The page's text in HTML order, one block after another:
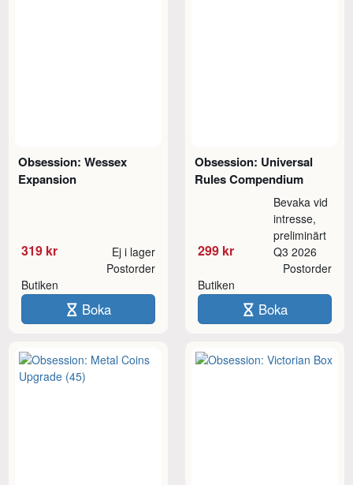
Obsession: Wessex
Expansion
319 kr Ej i lager
Butiken
Postorder
Boka
Obsession: Universal
Rules Compendium
299 kr
Bevaka vid
intresse,
preliminärt
Q3 2026
Butiken
Postorder
Boka